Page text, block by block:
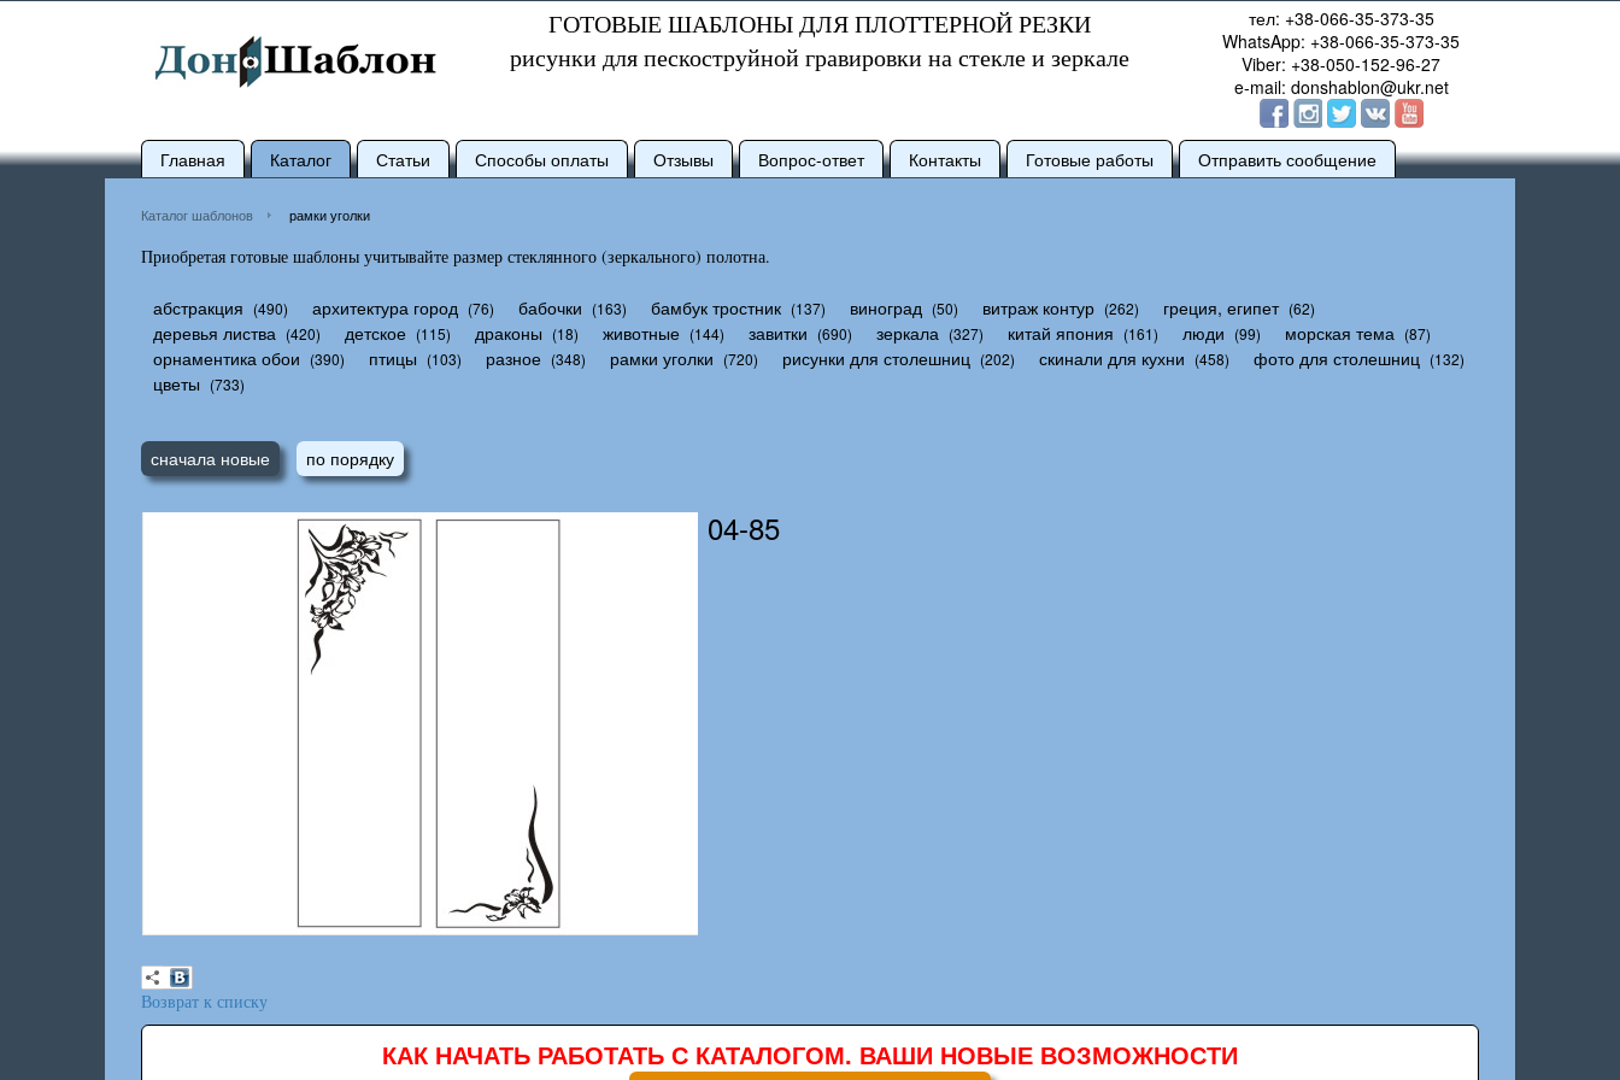
ГОТОВЫЕ ШАБЛОНЫ ДЛЯ ПЛОТТЕРНОЙ РЕЗКИ
рисунки для пескоструйной гравировки на стекле и зеркале
тел: +38-066-35-373-35
WhatsApp: +38-066-35-373-35
Viber: +38-050-152-96-27
e-mail: donshablon@ukr.net
Главная Каталог Статьи Способы оплаты Отзывы Вопрос-ответ Контакты Готовые работы Отправить сообщение
Каталог шаблонов рамки уголки
Приобретая готовые шаблоны учитывайте размер стеклянного (зеркального) полотна.
абстракция (490) архитектура город (76) бабочки (163) бамбук тростник (137) виноград (50) витраж контур (262) греция, египет (62)
деревья листва (420) детское (115) драконы (18) животные (144) завитки (690) зеркала (327) китай япония (161) люди (99) морская тема (87)
орнаментика обои (390) птицы (103) разное (348) рамки уголки (720) рисунки для столешниц (202) скинали для кухни (458) фото для столешниц (132)
цветы (733)
сначала новые по порядку
04-85
Возврат к списку
КАК НАЧАТЬ РАБОТАТЬ С КАТАЛОГОМ. ВАШИ НОВЫЕ ВОЗМОЖНОСТИ